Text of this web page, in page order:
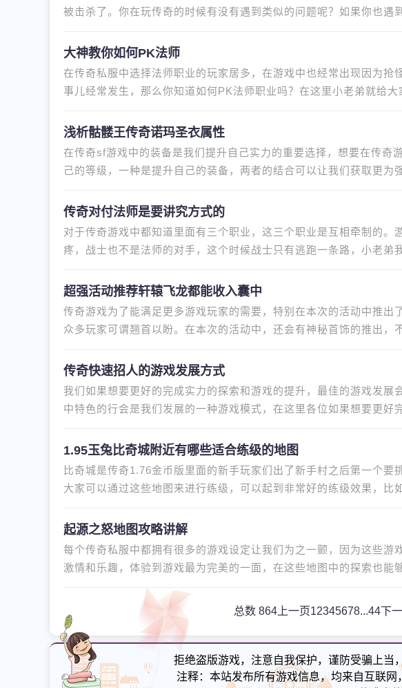
被击杀了。你在玩传奇的时候有没有遇到类似的问题呢？如果你也遇
大神教你如何PK法师
在传奇私服中选择法师职业的玩家居多，在游戏中也经常出现因为抢
事儿经常发生，那么你知道如何PK法师职业吗？在这里小老弟就给
浅析骷髅王传奇诺玛圣衣属性
在传奇sf游戏中的装备是我们提升自己实力的重要选择，想要在传奇
己的等级，一种是提升自己的装备，两者的结合可以让我们获取更为
传奇对付法师是要讲究方式的
对于传奇游戏中都知道里面有三个职业，这三个职业是互相牵制的。
疼，战士也不是法师的对手，这个时候战士只有逃跑一条路，小老弟
超强活动推荐轩辕飞龙都能收入囊中
传奇游戏为了能满足更多游戏玩家的需要，特别在本次的活动中推出
众多玩家可谓翘首以盼。在本次的活动中，还会有神秘首饰的推出，
传奇快速招人的游戏发展方式
我们如果想要更好的完成实力的探索和游戏的提升，最佳的游戏发展
中特色的行会是我们发展的一种游戏模式，在这里各位如果想要更好
1.95玉兔比奇城附近有哪些适合练级的地图
比奇城是传奇1.76金币版里面的新手玩家们出了新手村之后第一个要
大家可以通过这些地图来进行练级，可以起到非常好的练级效果，比
起源之怒地图攻略讲解
每个传奇私服中都拥有很多的游戏设定让我们为之一颤，因为这些游
激情和乐趣，体验到游戏最为完美的一面，在这些地图中的探索也能
在。而今天在这里给各位带来的
总数 864上一页12345678...44下
拒绝盗版游戏，注意自我保护，谨防受骗上当
注释：本站发布所有游戏信息，均来自互联